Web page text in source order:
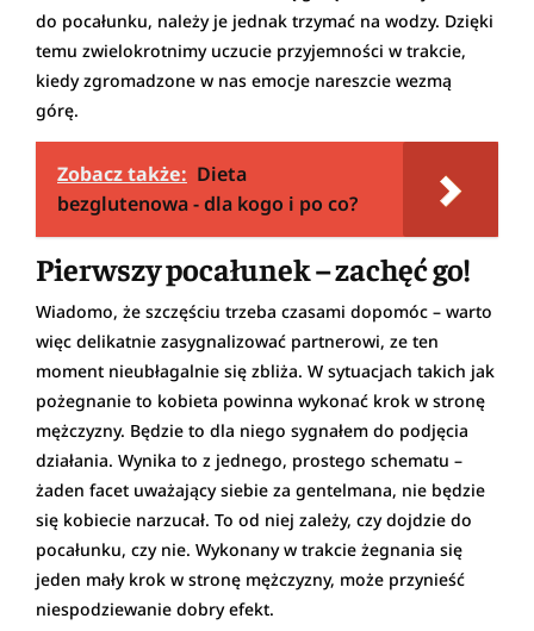
do pocałunku, należy je jednak trzymać na wodzy. Dzięki
temu zwielokrotnimy uczucie przyjemności w trakcie,
kiedy zgromadzone w nas emocje nareszcie wezmą
górę.
Zobacz także: Dieta
bezglutenowa - dla kogo i po co?
Pierwszy pocałunek – zachęć go!
Wiadomo, że szczęściu trzeba czasami dopomóc – warto
więc delikatnie zasygnalizować partnerowi, ze ten
moment nieubłagalnie się zbliża. W sytuacjach takich jak
pożegnanie to kobieta powinna wykonać krok w stronę
mężczyzny. Będzie to dla niego sygnałem do podjęcia
działania. Wynika to z jednego, prostego schematu –
żaden facet uważający siebie za gentelmana, nie będzie
się kobiecie narzucał. To od niej zależy, czy dojdzie do
pocałunku, czy nie. Wykonany w trakcie żegnania się
jeden mały krok w stronę mężczyzny, może przynieść
niespodziewanie dobry efekt.